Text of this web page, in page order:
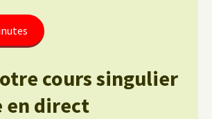
cours singulier
en direct